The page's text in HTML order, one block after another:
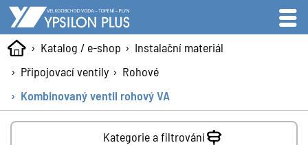
Katalog / e-shop
Instalační materiál
Připojovací ventily
Rohové
Kombinovaný ventil rohový VA
Kategorie a filtrování